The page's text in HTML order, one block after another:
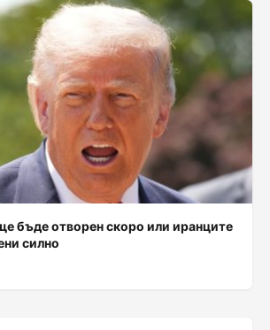
бъде отворен скоро или иранците
силно